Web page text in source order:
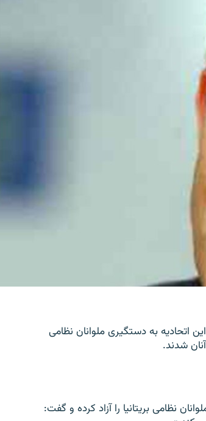
اتحادیه به دستگیری ملوانان نظامی
شدند.
نظامی بریتانیا را آزاد کرده و گفت: